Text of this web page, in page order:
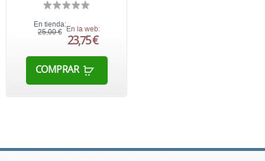
En tienda:
25,00 € En la web:
23,75 €
COMPRAR